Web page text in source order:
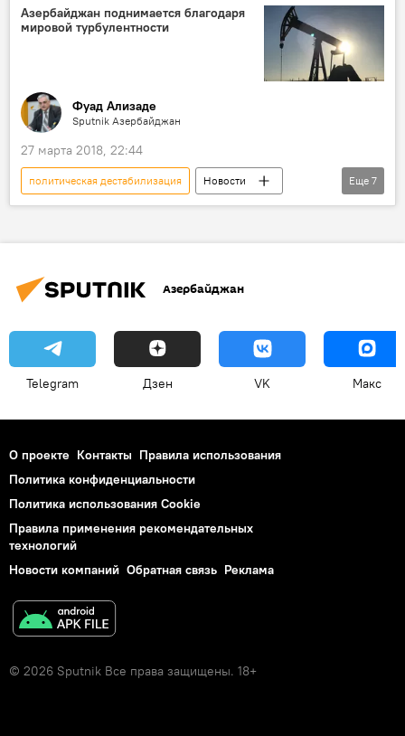
Поправки в конституцию
Попытка госпереворота в Турции
Азербайджан поднимается благодаря
мировой турбулентности
Фуад Ализаде
Sputnik Азербайджан
27 марта 2018, 22:44
политическая дестабилизация
Новости
Азербайджан
Колумнисты
производство
Еще 7
Азербайджан
Telegram Дзен VK Макс
О проекте Контакты Правила использования
Политика конфиденциальности
Политика использования Cookie
Правила применения рекомендательных
технологий
Новости компаний Обратная связь Реклама
© 2026 Sputnik Все права защищены. 18+